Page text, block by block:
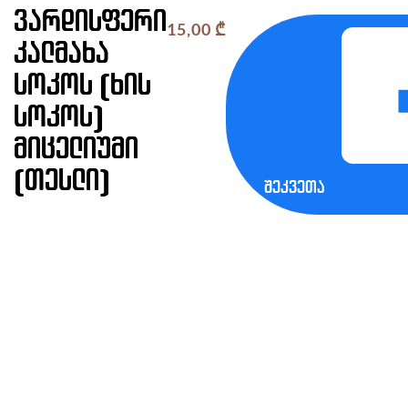
ვარდისფერი
კალმახა
სოკოს (ხის
სოკოს)
მიცელიუმი
(თესლი)
15,00 ₾
შეკვეთა